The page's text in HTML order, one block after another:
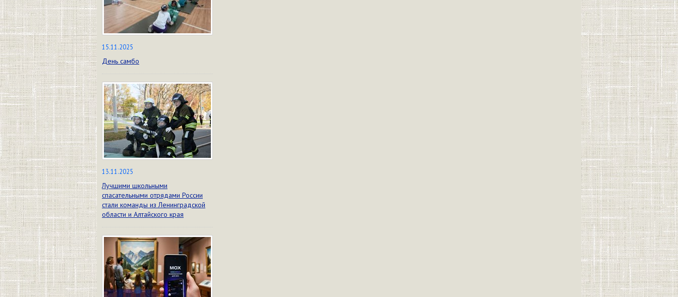
15.11.2025
День самбо
13.11.2025
Лучшими школьными
спасательными отрядами России
стали команды из Ленинградской
области и Алтайского края